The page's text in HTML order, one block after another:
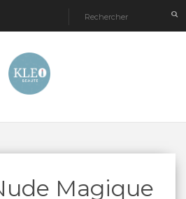
Magique